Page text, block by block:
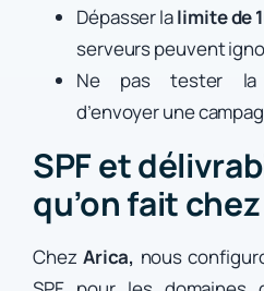
Dépasser lalimite de
serveurs peuvent
Ne pas tester la
d’envoyer une
SPF et
qu’on fait
Chez Arica, nous